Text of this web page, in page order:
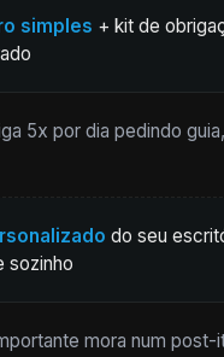
simples + kit de
5x por dia pedindo
do seu
sozinho
mora num post-